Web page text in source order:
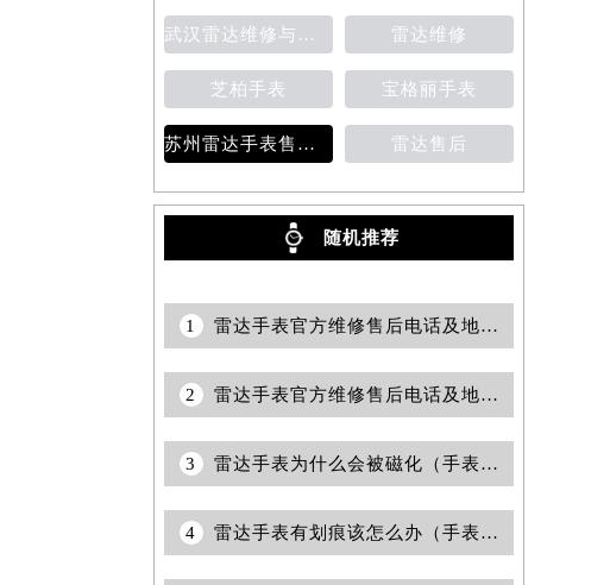
武汉雷达维修与保养价格详解 雷达维修
芝柏手表 宝格丽手表
苏州雷达手表售后维修保养价目表 雷达售后
随机推荐
1 雷达手表官方维修售后电话及地址怎么查询？
2 雷达手表官方维修售后电话及地址怎么获取？
3 雷达手表为什么会被磁化（手表磁化会有哪些影响）
4 雷达手表有划痕该怎么办（手表划痕抛光）